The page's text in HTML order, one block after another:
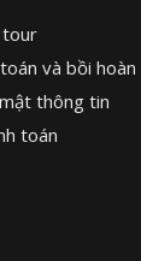
và bồi hoàn
thông tin
toán